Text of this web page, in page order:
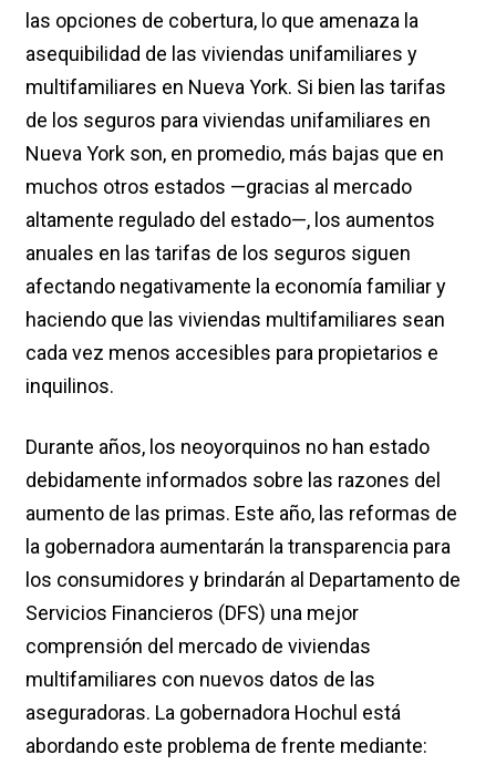
las opciones de cobertura, lo que amenaza la
asequibilidad de las viviendas unifamiliares y
multifamiliares en Nueva York. Si bien las tarifas
de los seguros para viviendas unifamiliares en
Nueva York son, en promedio, más bajas que en
muchos otros estados —gracias al mercado
altamente regulado del estado—, los aumentos
anuales en las tarifas de los seguros siguen
afectando negativamente la economía familiar y
haciendo que las viviendas multifamiliares sean
cada vez menos accesibles para propietarios e
inquilinos.
Durante años, los neoyorquinos no han estado
debidamente informados sobre las razones del
aumento de las primas. Este año, las reformas de
la gobernadora aumentarán la transparencia para
los consumidores y brindarán al Departamento de
Servicios Financieros (DFS) una mejor
comprensión del mercado de viviendas
multifamiliares con nuevos datos de las
aseguradoras. La gobernadora Hochul está
abordando este problema de frente mediante: